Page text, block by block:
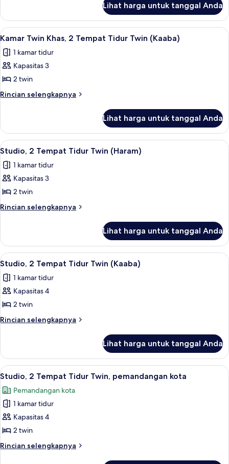
Twin
(Residential
-
Kaaba)
Suite,
Tempat
Twin
(Residential
Kaaba)
Lihat harga untuk tanggal Anda
Lihat
semua
foto
untuk
Kamar
Twin
Tempat
Tidur
Twin
(Kaaba)
Seprai antialergi, tempat tidur
12
Kamar Twin Khas, 2 Tempat Tidur Twin (Kaaba)
1 kamar tidur
Kapasitas 3
2 twin
Rincian selengkapnya
Rincian
Kamar
Twin
Khas,
Tempat
Tidur
(Kaaba)
Lihat harga untuk tanggal Anda
Lihat
semua
foto
untuk
Studio,
2
Twin
(Haram)
Seprai antialergi, tempat tidur
10
Studio, 2 Tempat Tidur Twin (Haram)
1 kamar tidur
Kapasitas 3
2 twin
Rincian selengkapnya
Rincian
Studio,
Tempat
Twin
(Haram)
Lihat harga untuk tanggal Anda
Lihat
semua
foto
untuk
Studio,
2
Twin
(Kaaba)
Seprai antialergi, tempat tidur
12
Studio, 2 Tempat Tidur Twin (Kaaba)
1 kamar tidur
Kapasitas 4
2 twin
Rincian selengkapnya
Rincian
Studio,
Tempat
Twin
(Kaaba)
Lihat harga untuk tanggal Anda
Lihat
semua
foto
untuk
Studio,
2
Tempat
Tidur
Seprai antialergi, tempat tidur
15
Studio, 2 Tempat Tidur Twin, pemandangan kota
Pemandangan kota
1 kamar tidur
Kapasitas 4
2 twin
Rincian selengkapnya
Rincian